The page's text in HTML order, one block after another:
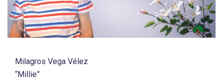
Milagros Vega Vélez
“Millie”